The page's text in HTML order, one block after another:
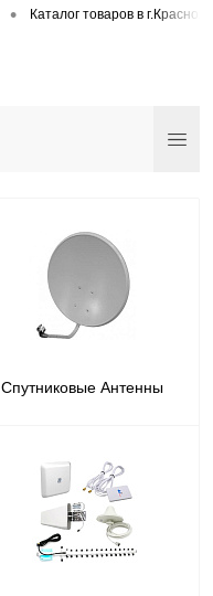
• Каталог товаров в
Спутниковые Антенны